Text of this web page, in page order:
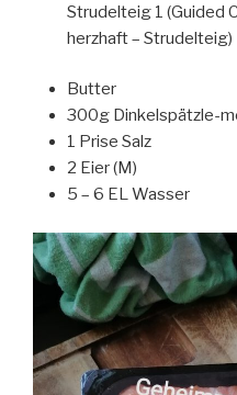
Strudelteig 1 (Guided
herzhaft – Strudelteig)
Butter
300g Dinkelspätzle-
1 Prise Salz
2 Eier (M)
5 – 6 EL Wasser